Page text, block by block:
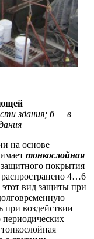
здания; б — в
на основе
тонкослойная
покрытия
4…6
вид защиты при
при воздействии